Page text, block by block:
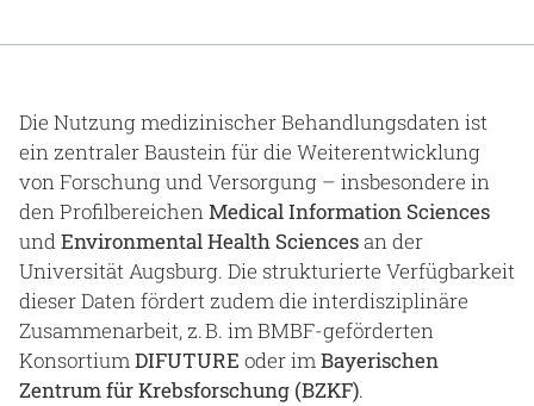
Beruf & Karriere
Notaufnahme
Anreise
Die Nutzung medizinischer Behandlungsdaten ist
ein zentraler Baustein für die Weiterentwicklung
von Forschung und Versorgung – insbesondere in
den ProfilbereichenMedical Information Sciences
undEnvironmental Health Sciencesan der
Universität Augsburg. Die strukturierte Verfügbarkeit
dieser Daten fördert zudem die interdisziplinäre
Zusammenarbeit, z. B. im BMBF-geförderten
KonsortiumDIFUTURE oder imBayerischen
Zentrum für Krebsforschung (BZKF).